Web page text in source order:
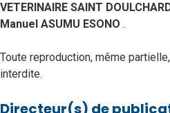
VETERINAIRE SAINT
Manuel ASUMU ESONO .
Toute reproduction, même
interdite.
Directeur(s) de